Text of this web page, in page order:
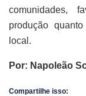
comunidades,
produção
local.
Por: Napoleão
Compartilhe isso: